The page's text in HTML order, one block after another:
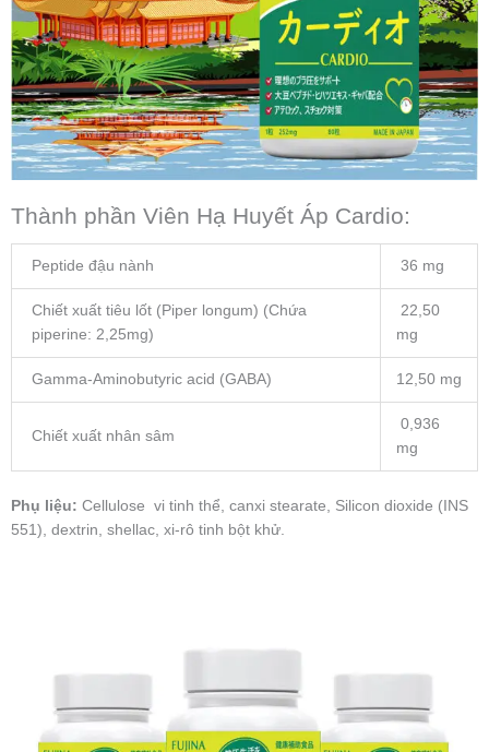
Thành phần Viên Hạ Huyết Áp Cardio:
Peptide đậu nành 36 mg
Chiết xuất tiêu lốt (Piper longum) (Chứa
piperine: 2,25mg)
22,50
mg
Gamma-Aminobutyric acid (GABA) 12,50 mg
Chiết xuất nhân sâm
0,936
mg
Phụ liệu: Cellulose vi tinh thể, canxi stearate, Silicon dioxide (INS
551), dextrin, shellac, xi-rô tinh bột khử.